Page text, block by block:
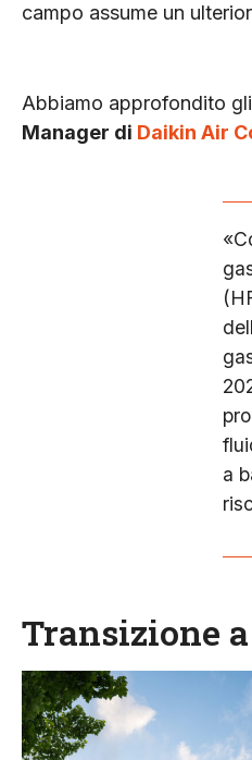
campo assume un
Abbiamo approfondito
Manager di Daikin Air
a
Transizione